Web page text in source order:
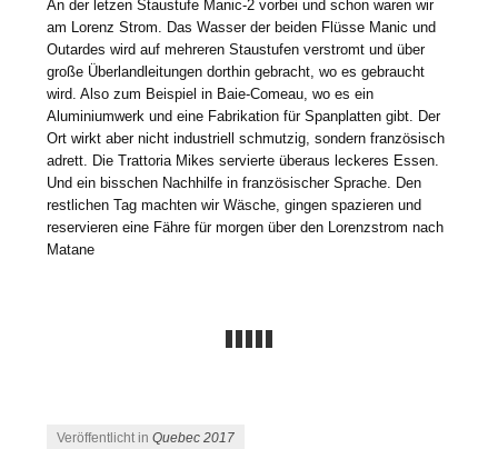
An der letzen Staustufe Manic-2 vorbei und schon waren wir
am Lorenz Strom. Das Wasser der beiden Flüsse Manic und
Outardes wird auf mehreren Staustufen verstromt und über
große Überlandleitungen dorthin gebracht, wo es gebraucht
wird. Also zum Beispiel in Baie-Comeau, wo es ein
Aluminiumwerk und eine Fabrikation für Spanplatten gibt. Der
Ort wirkt aber nicht industriell schmutzig, sondern französisch
adrett. Die Trattoria Mikes servierte überaus leckeres Essen.
Und ein bisschen Nachhilfe in französischer Sprache. Den
restlichen Tag machten wir Wäsche, gingen spazieren und
reservieren eine Fähre für morgen über den Lorenzstrom nach
Matane
Veröffentlicht inQuebec 2017